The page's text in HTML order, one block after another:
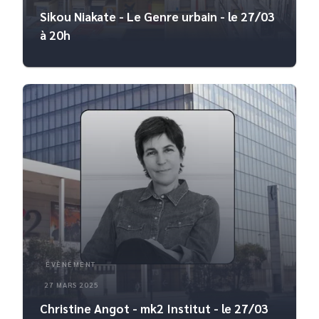
Sikou Niakate - Le Genre urbain - le 27/03
à 20h
ÉVÈNEMENT
27 MARS 2025
Christine Angot - mk2 Institut - le 27/03